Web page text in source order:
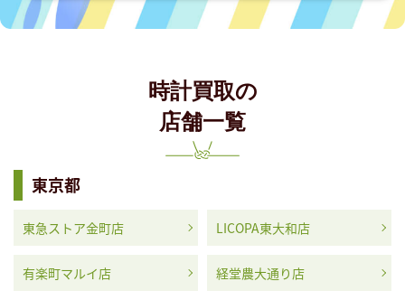
時計買取の
店舗一覧
東京都
東急ストア金町店 LICOPA東大和店
有楽町マルイ店 経堂農大通り店